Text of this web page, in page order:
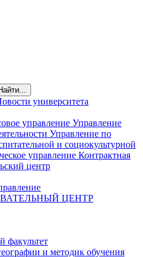
университета
управление Управление
Управление по
и социокультурной
управление Контрактная
центр
ЦЕНТР
факультет
и методик обучения